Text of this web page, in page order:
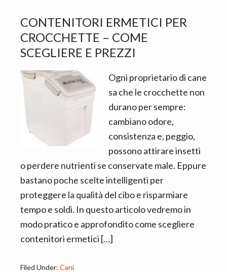
CONTENITORI ERMETICI PER
CROCCHETTE – COME
SCEGLIERE E PREZZI
Ogni proprietario di cane
sa che le crocchette non
durano per sempre:
cambiano odore,
consistenza e, peggio,
possono attirare insetti
o perdere nutrienti se conservate male. Eppure
bastano poche scelte intelligenti per
proteggere la qualità del cibo e risparmiare
tempo e soldi. In questo articolo vedremo in
modo pratico e approfondito come scegliere
contenitori ermetici […]
Filed Under: Cani